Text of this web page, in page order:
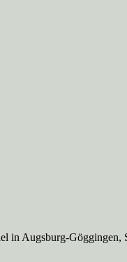
Augsburg-Göggingen,